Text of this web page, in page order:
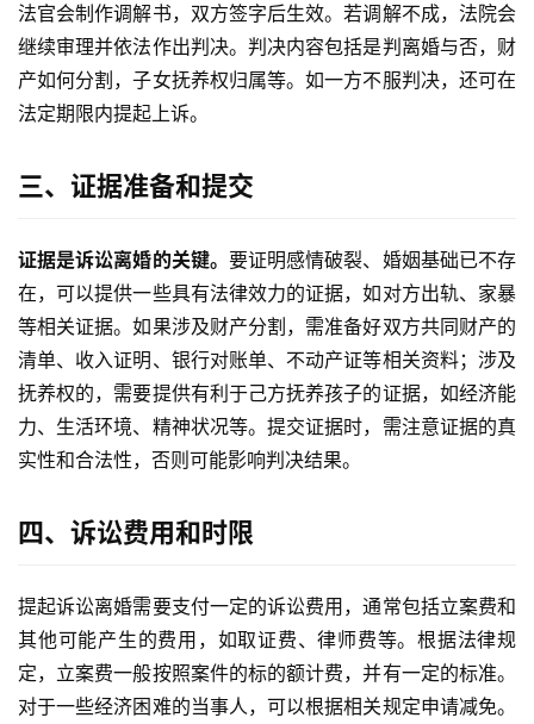
法官会制作调解书，双方签字后生效。若调解不成，法院会
继续审理并依法作出判决。判决内容包括是判离婚与否，财
产如何分割，子女抚养权归属等。如一方不服判决，还可在
法定期限内提起上诉。
三、证据准备和提交
证据是诉讼离婚的关键。 要证明感情破裂、婚姻基础已不存
在，可以提供一些具有法律效力的证据，如对方出轨、家暴
等相关证据。如果涉及财产分割，需准备好双方共同财产的
清单、收入证明、银行对账单、不动产证等相关资料；涉及
抚养权的，需要提供有利于己方抚养孩子的证据，如经济能
力、生活环境、精神状况等。提交证据时，需注意证据的真
实性和合法性，否则可能影响判决结果。
四、诉讼费用和时限
提起诉讼离婚需要支付一定的诉讼费用，通常包括立案费和
其他可能产生的费用，如取证费、律师费等。根据法律规
定，立案费一般按照案件的标的额计费，并有一定的标准。
对于一些经济困难的当事人，可以根据相关规定申请减免。